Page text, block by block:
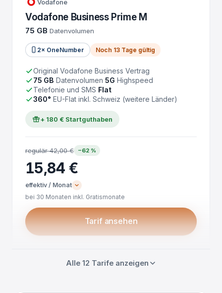
Vodafone
Vodafone Business Prime M
75 GB Datenvolumen
2× OneNumber Noch 13 Tage gültig
Original Vodafone Business Vertrag
75 GB Datenvolumen 5G Highspeed
Telefonie und SMS Flat
360° EU-Flat inkl. Schweiz (weitere Länder)
+ 180 € Startguthaben
regulär 42,00 € −62 %
15,84 €
effektiv / Monat
bei 30 Monaten inkl. Gratismonate
Tarif ansehen
Alle 12 Tarife anzeigen